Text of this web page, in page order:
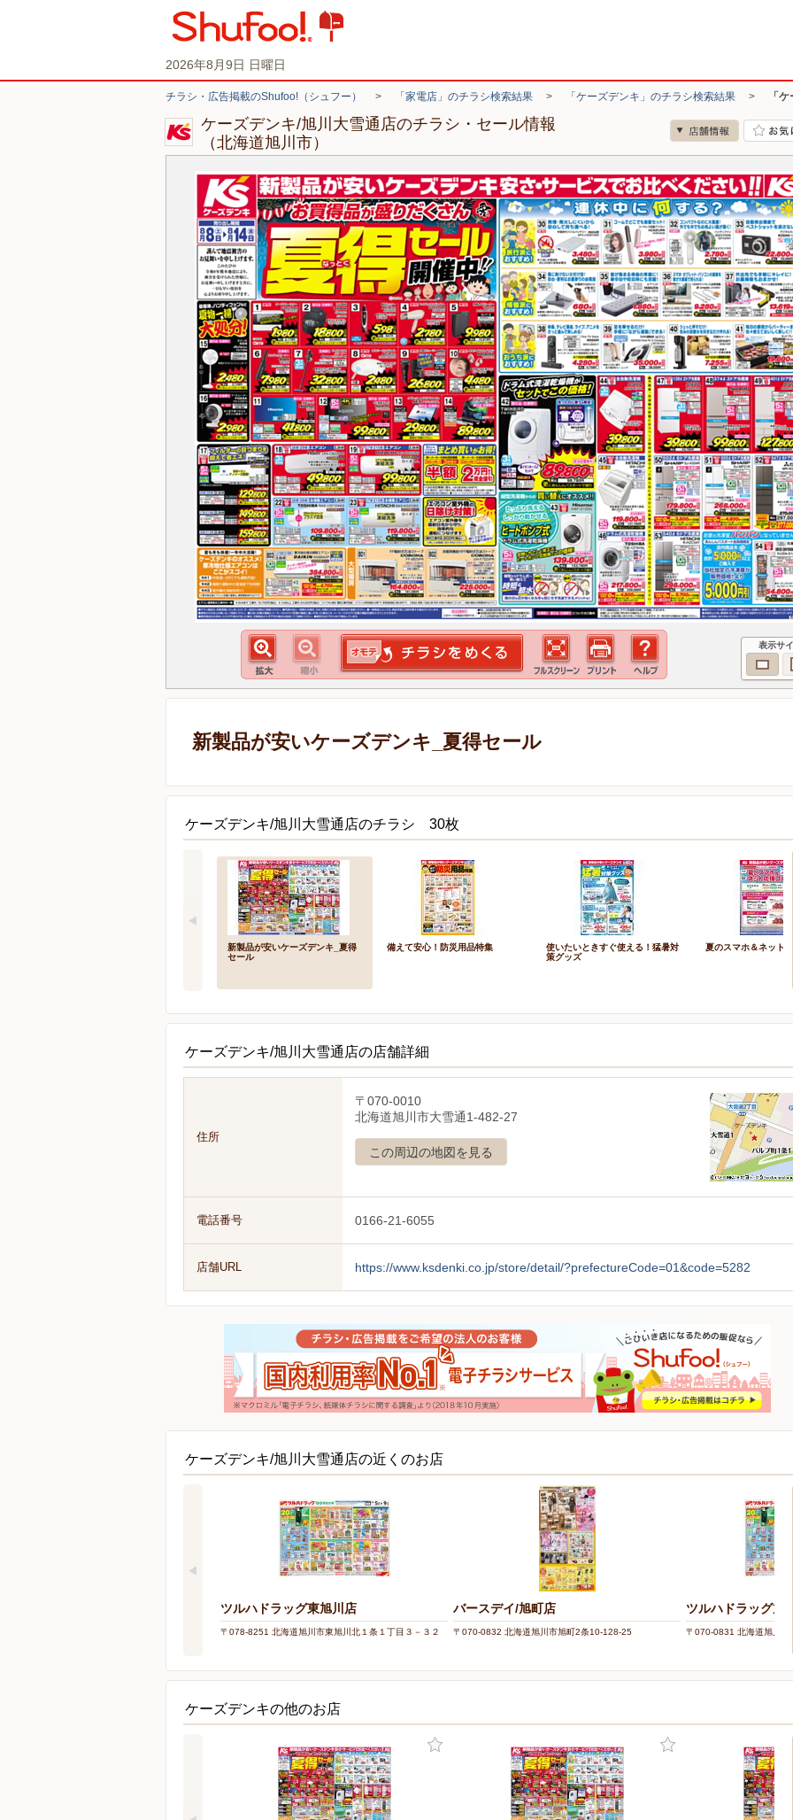
2026年8月9日 日曜日
チラシ・広告掲載のShufoo!（シュフー） > 「家電店」のチラシ検索結果 > 「ケーズデンキ」のチラシ検索結果 > 「
ケーズデンキ/旭川大雪通店のチラシ・セール情報
（北海道旭川市）
表示サ
新製品が安いケーズデンキ_夏得セール
ケーズデンキ/旭川大雪通店のチラシ 30枚
新製品が安いケーズデンキ_夏得
セール
備えて安心！防災用品特集
使いたいときすぐ使える！猛暑対
策グッズ
夏のスマホ＆ネット応
ケーズデンキ/旭川大雪通店の店舗詳細
住所
〒070-0010
北海道旭川市大雪通1-482-27
この周辺の地図を見る
電話番号 0166-21-6055
店舗URL https://www.ksdenki.co.jp/store/detail/?prefectureCode=01&code=5282
ケーズデンキ/旭川大雪通店の近くのお店
ツルハドラッグ東旭川店
〒078-8251 北海道旭川市東旭川北１条１丁目３－３２
バースデイ/旭町店
〒070-0832 北海道旭川市旭町2条10-128-25
ツルハドラッグ旭
〒070-0831 北海道旭川市
ケーズデンキの他のお店